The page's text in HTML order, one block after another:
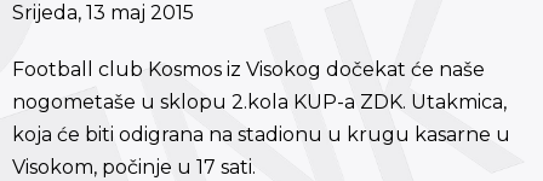
Srijeda, 13 maj 2015
Football club Kosmos iz Visokog dočekat će naše
nogometaše u sklopu 2.kola KUP-a ZDK. Utakmica,
koja će biti odigrana na stadionu u krugu kasarne u
Visokom, počinje u 17 sati.